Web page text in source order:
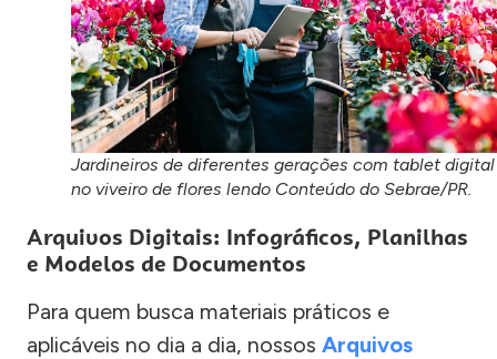
Jardineiros de diferentes gerações com tablet digital
no viveiro de flores lendo Conteúdo do Sebrae/PR.
Arquivos Digitais: Infográficos, Planilhas
e Modelos de Documentos
Para quem busca materiais práticos e
aplicáveis no dia a dia, nossos Arquivos